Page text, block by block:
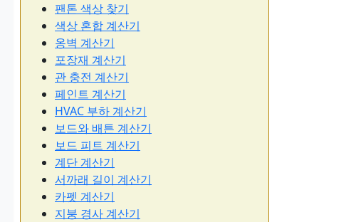
팬톤 색상 찾기
색상 혼합 계산기
옹벽 계산기
포장재 계산기
관 충전 계산기
페인트 계산기
HVAC 부하 계산기
보드와 배튼 계산기
보드 피트 계산기
계단 계산기
서까래 길이 계산기
카펫 계산기
지붕 경사 계산기